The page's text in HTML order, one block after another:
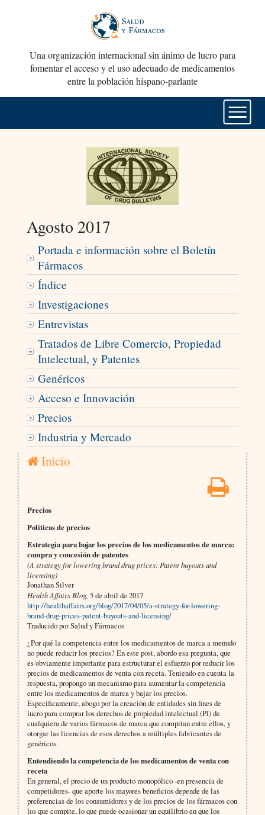
Una organización internacional sin ánimo de lucro para
fomentar el acceso y el uso adecuado de medicamentos
entre la población hispano-parlante
Agosto 2017
Portada e información sobre el Boletín
Fármacos
Índice
Investigaciones
Entrevistas
Tratados de Libre Comercio, Propiedad
Intelectual, y Patentes
Genéricos
Acceso e Innovación
Precios
Industria y Mercado
Inicio
Precios
Políticas de precios
Estrategia para bajar los precios de los medicamentos de marca:
compra y concesión de patentes
(A strategy for lowering brand drug prices: Patent buyouts and
licensing)
Jonathan Silver
Health Affairs Blog, 5 de abril de 2017
http://healthaffairs.org/blog/2017/04/05/a-strategy-for-lowering-
brand-drug-prices-patent-buyouts-and-licensing/
Traducido por Salud y Fármacos
¿Por qué la competencia entre los medicamentos de marca a menudo
no puede reducir los precios? En este post, abordo esa pregunta, que
es obviamente importante para estructurar el esfuerzo por reducir los
precios de medicamentos de venta con receta. Teniendo en cuenta la
respuesta, propongo un mecanismo para aumentar la competencia
entre los medicamentos de marca y bajar los precios.
Específicamente, abogo por la creación de entidades sin fines de
lucro para comprar los derechos de propiedad intelectual (PI) de
cualquiera de varios fármacos de marca que compitan entre ellos, y
otorgar las licencias de esos derechos a múltiples fabricantes de
genéricos.
Entendiendo la competencia de los medicamentos de venta con
receta
En general, el precio de un producto monopólico -en presencia de
competidores- que aporte los mayores beneficios depende de las
preferencias de los consumidores y de los precios de los fármacos con
los que compite, lo que puede ocasionar un equilibrio en que los